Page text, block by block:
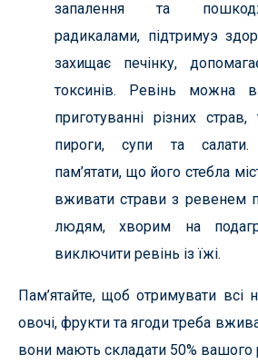
запалення та
радикалами, підтримуэ
захищає печінку,
токсинів. Ревінь можна
приготуванні різних
пироги, супи та
пам’ятати, що його стебла
вживати страви з ревенем
людям, хворим на
виключити ревінь із їжі.
Пам’ятайте, щоб отримувати всі
овочі, фрукти та ягоди треба
вони мають складати 50% вашого